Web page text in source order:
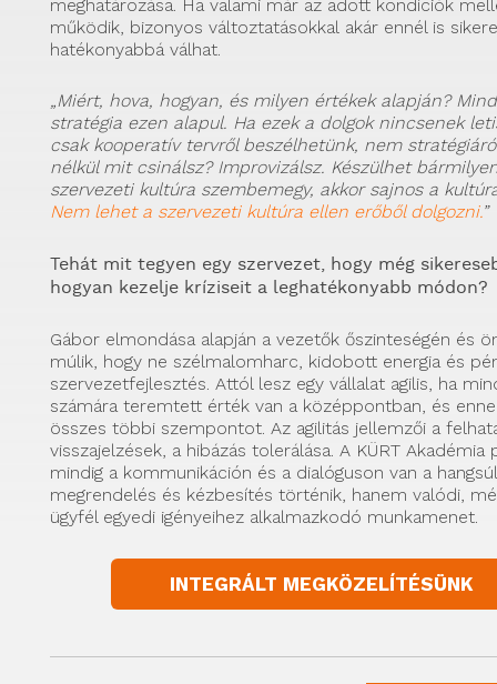
meghatározása. Ha valami már az adott kondíciók
működik, bizonyos változtatásokkal akár ennél is
hatékonyabbá válhat.
„Miért, hova, hogyan, és milyen értékek alapján?
stratégia ezen alapul. Ha ezek a dolgok nincsenek
csak kooperatív tervről beszélhetünk, nem
nélkül mit csinálsz? Improvizálsz. Készülhet
szervezeti kultúra szembemegy, akkor sajnos a
Nem lehet a szervezeti kultúra ellen erőből dolgozni.”
Tehát mit tegyen egy szervezet, hogy még
hogyan kezelje kríziseit a leghatékonyabb módon?
Gábor elmondása alapján a vezetők őszinteségén és
múlik, hogy ne szélmalomharc, kidobott energia és
szervezetfejlesztés. Attól lesz egy vállalat agilis, ha
számára teremtett érték van a középpontban, és
összes többi szempontot. Az agilitás jellemzői a
visszajelzések, a hibázás tolerálása. A KÜRT Akadémia
mindig a kommunikáción és a dialóguson van a
megrendelés és kézbesítés történik, hanem valódi,
ügyfél egyedi igényeihez alkalmazkodó munkamenet.
INTEGRÁLT MEGKÖZELÍTÉSÜNK